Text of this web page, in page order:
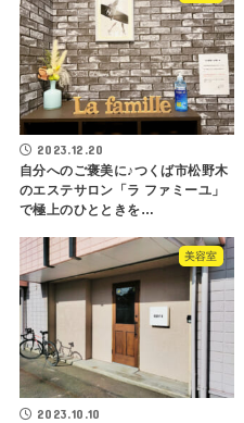
2023.12.20
自分へのご褒美に♪つくば市松野木
のエステサロン「ラ ファミーユ」
で極上のひとときを…
美容室
2023.10.10